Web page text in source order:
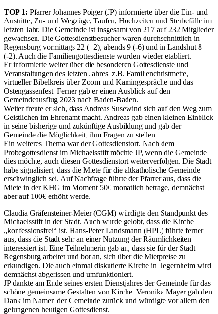
TOP 1: Pfarrer Johannes Poiger (JP) informierte über die Ein- und
Austritte, Zu- und Wegzüge, Taufen, Hochzeiten und Sterbefälle im
letzten Jahr. Die Gemeinde ist insgesamt von 217 auf 232 Mitglieder
gewachsen. Die Gottesdienstbesucher waren durchschnittlich in
Regensburg vormittags 22 (+2), abends 9 (-6) und in Landshut 8
(-2). Auch die Familiengottesdienste wurden wieder etabliert.
Er informierte weiter über die besonderen Gottesdienste und
Veranstaltungen des letzten Jahres, z.B. Familienchristmette,
virtueller Bibelkreis über Zoom und Kamingespräche und das
Ostengassenfest. Ferner gab er einen Ausblick auf den
Gemeindeausflug 2023 nach Baden-Baden.
Weiter freute er sich, dass Andreas Susewind sich auf den Weg zum
Geistlichen im Ehrenamt macht. Andreas gab einen kleinen Einblick
in seine bisherige und zukünftige Ausbildung und gab der
Gemeinde die Möglichkeit, ihm Fragen zu stellen.
Ein weiteres Thema war der Gottesdienstort. Nach dem
Probegottesdienst im Michaelsstift möchte JP, wenn die Gemeinde
dies möchte, auch diesen Gottesdienstort weiterverfolgen. Die Stadt
habe signalisiert, dass die Miete für die altkatholische Gemeinde
erschwinglich sei. Auf Nachfrage führte der Pfarrer aus, dass die
Miete in der KHG im Moment 50€ monatlich betrage, demnächst
aber auf 100€ erhöht werde.
Claudia Gräfensteiner-Meier (CGM) würdigte den Standpunkt des
Michaelsstift in der Stadt. Auch wurde gelobt, dass die Kirche
„konfessionsfrei“ ist. Hans-Peter Landsmann (HPL) führte ferner
aus, dass die Stadt sehr an einer Nutzung der Räumlichkeiten
interessiert ist. Eine Teilnehmerin gab an, dass sie für der Stadt
Regensburg arbeitet und bot an, sich über die Mietpreise zu
erkundigen. Die auch einmal diskutierte Kirche in Tegernheim wird
demnächst abgerissen und umfunktioniert.
JP dankte am Ende seines ersten Dienstjahres der Gemeinde für das
schöne gemeinsame Gestalten von Kirche. Veronika Mayer gab den
Dank im Namen der Gemeinde zurück und würdigte vor allem den
gelungenen heutigen Gottesdienst.